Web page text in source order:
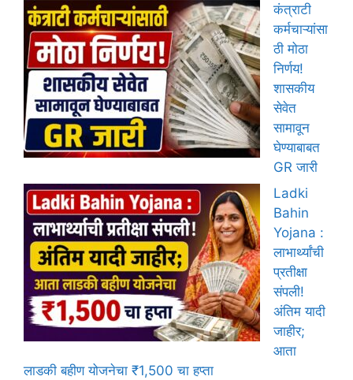
कंत्राटी
कर्मचाऱ्यांसा
ठी मोठा
निर्णय!
शासकीय
सेवेत
सामावून
घेण्याबाबत
GR जारी
Ladki
Bahin
Yojana :
लाभार्थ्यांची
प्रतीक्षा
संपली!
अंतिम यादी
जाहीर;
आता
लाडकी बहीण योजनेचा ₹1,500 चा हप्ता